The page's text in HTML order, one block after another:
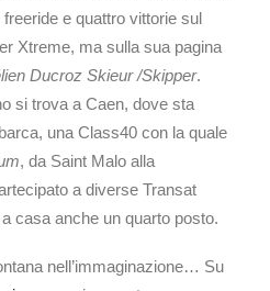
e quattro vittorie sul
Xtreme, ma sulla sua pagina
Ducroz Skieur /Skipper.
si trova a Caen, dove sta
una Class40 con la quale
, da Saint Malo alla
a diverse Transat
casa anche un quarto posto.
nell’immaginazione… Su